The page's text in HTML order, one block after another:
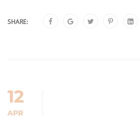
SHARE:
12
APR